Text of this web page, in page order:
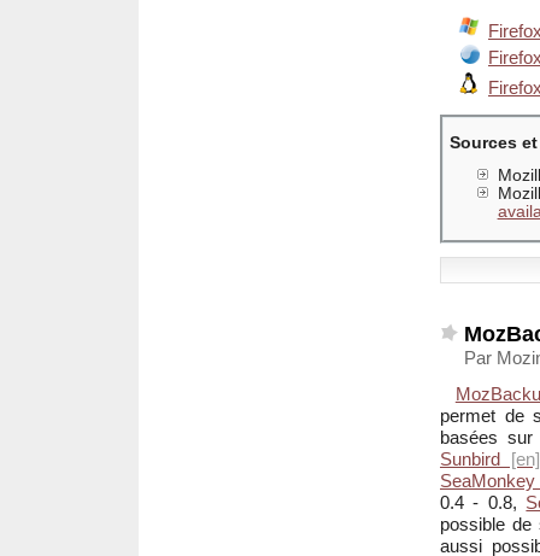
Sources
Par
permet de
basées
Sunbird
SeaMonkey
0.4 - 0.8,
possible de
aussi